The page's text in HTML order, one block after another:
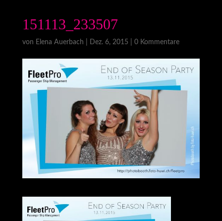
151113_233507
von Elena Auerbach Dez. 6, 2015 0 Kommentare